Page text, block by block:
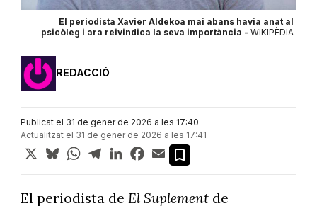
El periodista Xavier Aldekoa mai abans havia anat al
psicòleg i ara reivindica la seva importància - WIKIPÈDIA
REDACCIÓ
Publicat el 31 de gener de 2026 a les 17:40
Actualitzat el 31 de gener de 2026 a les 17:41
X BlueskyWhatsApp
TelegramLinkedInFacebook
Email
El periodista de El Suplement de